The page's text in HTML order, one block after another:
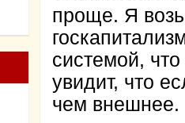
проще. Я
системой,
увидит, что
чем внешнее.